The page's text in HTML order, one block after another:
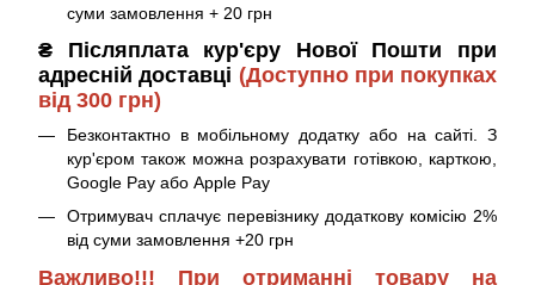
суми замовлення + 20 грн
₴ Післяплата кур'єру Нової Пошти при
адресній доставці (Доступно при покупках
від 300 грн)
Безконтактно в мобільному додатку або на сайті. З
кур'єром також можна розрахувати готівкою, карткою,
Google Pay або Apple Pay
Отримувач сплачує перевізнику додаткову комісію 2%
від суми замовлення +20 грн
Важливо!!! При отриманні товару на